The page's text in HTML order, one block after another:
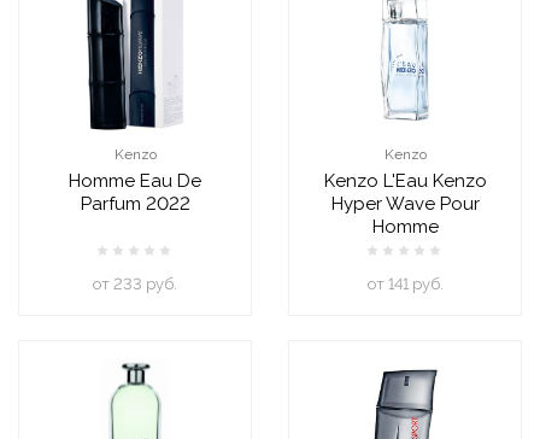
Kenzo
Homme Eau De
Parfum 2022
oт 233 руб.
Kenzo
Kenzo L'Eau Kenzo
Hyper Wave Pour
Homme
oт 141 руб.